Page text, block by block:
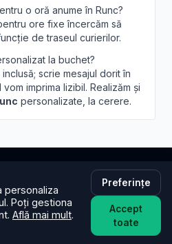
o oră anume în Runc?
ore fixe încercăm să
de traseul curierilor.
la buchet?
scrie mesajul dorit în
imprima lizibil. Realizăm și
personalizate, la cerere.
cu suflet. Comandă
aceeași zi în toată țara.
personaliza
Poți gestiona
Află mai mult.
Preferințe
Accept
toate